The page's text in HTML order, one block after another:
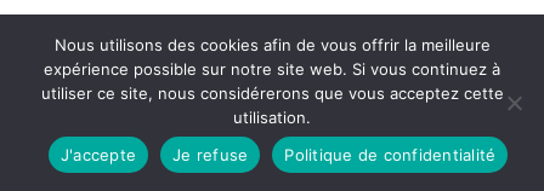
Nous utilisons des cookies afin de vous offrir la meilleure
expérience possible sur notre site web. Si vous continuez à
utiliser ce site, nous considérerons que vous acceptez cette
utilisation.
J'accepte
Je refuse Politique de confidentialité